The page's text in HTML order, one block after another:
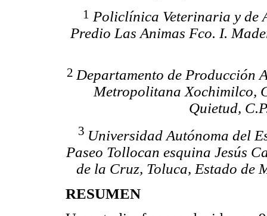
1 Policlínica Veterinaria y de
Predio Las Animas Fco. I.
2 Departamento de Producción
Metropolitana Xochimilco,
Quietud,
3 Universidad Autónoma del
Paseo Tollocan esquina Jesús
de la Cruz, Toluca, Estado de
RESUMEN